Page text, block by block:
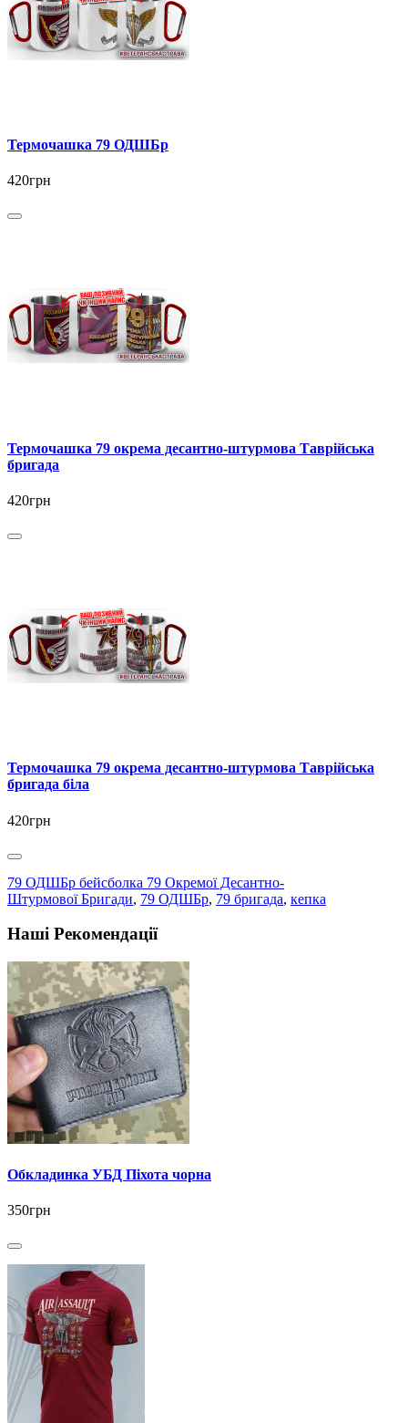
Термочашка 79 ОДШБр
420грн
Термочашка 79 окрема десантно-штурмова Таврійська
бригада
420грн
Термочашка 79 окрема десантно-штурмова Таврійська
бригада біла
420грн
79 ОДШБр бейсболка 79 Окремої Десантно-
Штурмової Бригади, 79 ОДШБр, 79 бригада, кепка
Наші Рекомендації
Обкладинка УБД Піхота чорна
350грн